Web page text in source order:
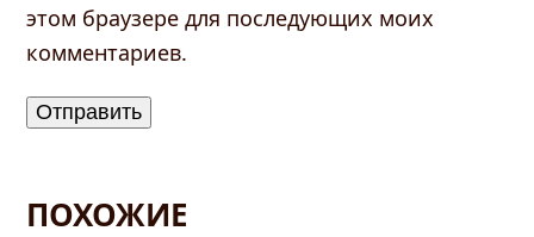
этом браузере для последующих моих
комментариев.
ПОХОЖИЕ